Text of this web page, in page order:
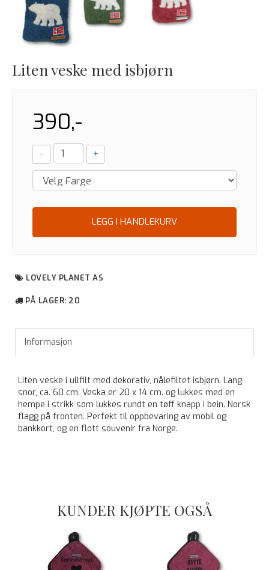
Liten veske med isbjørn
390,-
- +
LEGG I HANDLEKURV
LOVELY PLANET AS
PÅ LAGER: 20
Informasjon
Liten veske i ullfilt med dekorativ, nålefiltet isbjørn. Lang
snor, ca. 60 cm. Veska er 20 x 14 cm. og lukkes med en
hempe i strikk som lukkes rundt en tøff knapp i bein. Norsk
flagg på fronten. Perfekt til oppbevaring av mobil og
bankkort, og en flott souvenir fra Norge.
KUNDER KJØPTE OGSÅ